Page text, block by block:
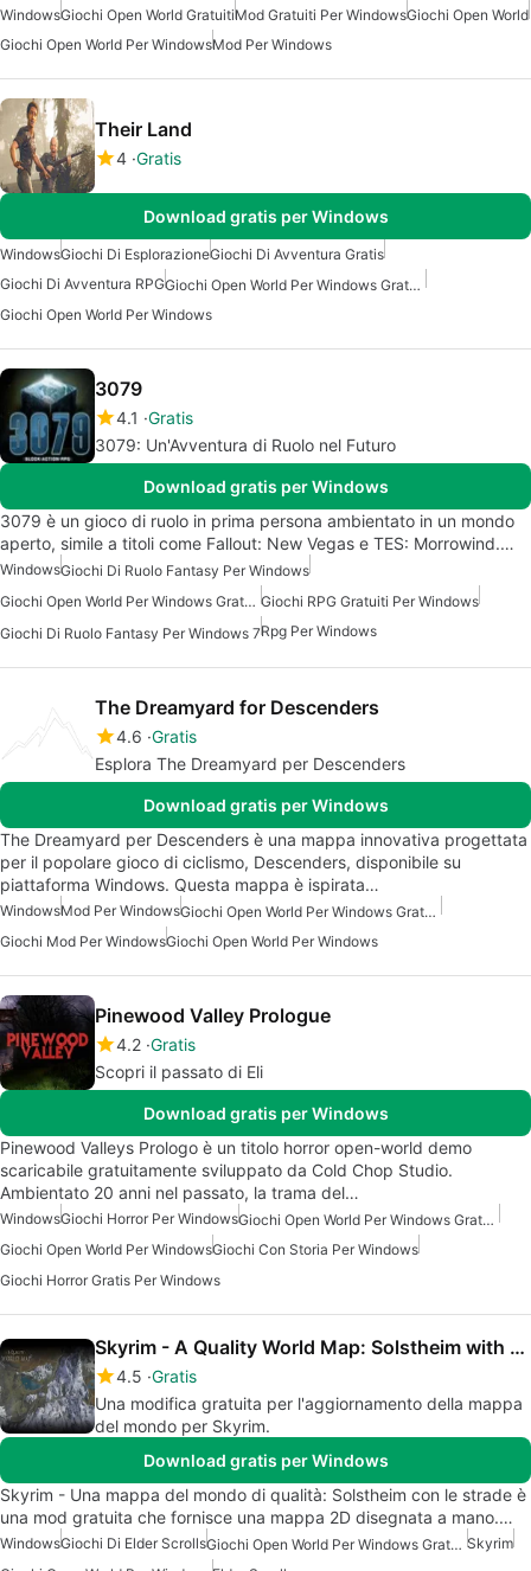
WindowsGiochi Open World GratuitiMod Gratuiti Per WindowsGiochi Open World
Giochi Open World Per WindowsMod Per Windows
Their Land
4 Gratis
Download gratis per Windows
WindowsGiochi Di EsplorazioneGiochi Di Avventura Gratis
Giochi Di Avventura RPG
Giochi Open World Per Windows Gratuiti
Giochi Open World Per Windows
3079
4.1 Gratis
3079: Un'Avventura di Ruolo nel Futuro
Download gratis per Windows
3079 è un gioco di ruolo in prima persona ambientato in un mondo
aperto, simile a titoli come Fallout: New Vegas e TES: Morrowind.…
WindowsGiochi Di Ruolo Fantasy Per Windows
Giochi Open World Per Windows Gratuiti Giochi RPG Gratuiti Per Windows
Giochi Di Ruolo Fantasy Per Windows 7Rpg Per Windows
The Dreamyard for Descenders
4.6 Gratis
Esplora The Dreamyard per Descenders
Download gratis per Windows
The Dreamyard per Descenders è una mappa innovativa progettata
per il popolare gioco di ciclismo, Descenders, disponibile su
piattaforma Windows. Questa mappa è ispirata…
WindowsMod Per Windows
Giochi Open World Per Windows Gratuiti
Giochi Mod Per WindowsGiochi Open World Per Windows
Pinewood Valley Prologue
4.2 Gratis
Scopri il passato di Eli
Download gratis per Windows
Pinewood Valleys Prologo è un titolo horror open-world demo
scaricabile gratuitamente sviluppato da Cold Chop Studio.
Ambientato 20 anni nel passato, la trama del…
WindowsGiochi Horror Per Windows
Giochi Open World Per Windows Gratuiti
Giochi Open World Per WindowsGiochi Con Storia Per Windows
Giochi Horror Gratis Per Windows
Skyrim - A Quality World Map: Solstheim with Roads Mod
4.5 Gratis
Una modifica gratuita per l'aggiornamento della mappa
del mondo per Skyrim.
Download gratis per Windows
Skyrim - Una mappa del mondo di qualità: Solstheim con le strade è
una mod gratuita che fornisce una mappa 2D disegnata a mano.…
WindowsGiochi Di Elder Scrolls Giochi Open World Per Windows Gratuiti Skyrim